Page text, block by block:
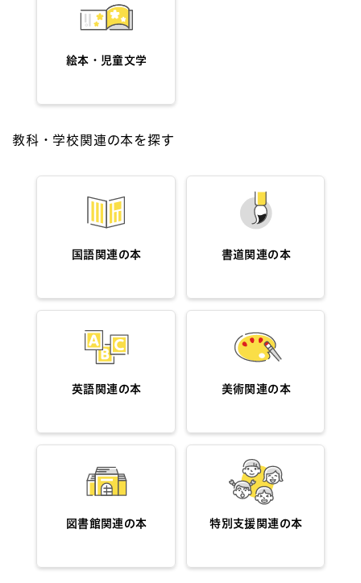
絵本・児童文学
教科・学校関連の本を探す
国語関連の本 書道関連の本
英語関連の本 美術関連の本
図書館関連の本 特別支援関連の本